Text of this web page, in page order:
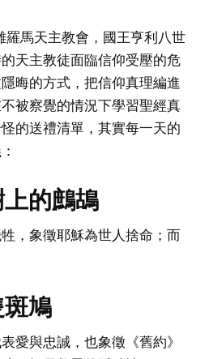
羅馬天主教會，國王亨利八世
天主教徒面臨信仰受壓的危
晦的方式，把信仰真理編進
被察覺的情況下學習聖經真
的送禮清單，其實每一天的
的鷓鴣
，象徵耶穌為世人捨命；而
鳩
愛與忠誠，也象徵《舊約》